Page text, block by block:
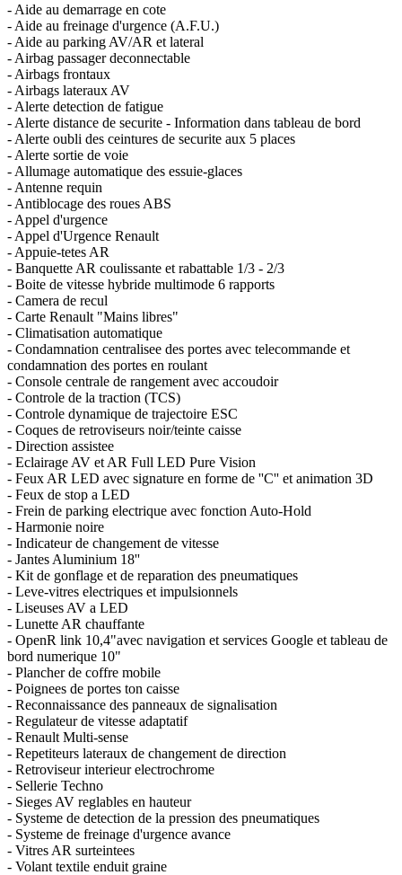
- Aide au demarrage en cote
- Aide au freinage d'urgence (A.F.U.)
- Aide au parking AV/AR et lateral
- Airbag passager deconnectable
- Airbags frontaux
- Airbags lateraux AV
- Alerte detection de fatigue
- Alerte distance de securite - Information dans tableau de bord
- Alerte oubli des ceintures de securite aux 5 places
- Alerte sortie de voie
- Allumage automatique des essuie-glaces
- Antenne requin
- Antiblocage des roues ABS
- Appel d'urgence
- Appel d'Urgence Renault
- Appuie-tetes AR
- Banquette AR coulissante et rabattable 1/3 - 2/3
- Boite de vitesse hybride multimode 6 rapports
- Camera de recul
- Carte Renault "Mains libres"
- Climatisation automatique
- Condamnation centralisee des portes avec telecommande et
condamnation des portes en roulant
- Console centrale de rangement avec accoudoir
- Controle de la traction (TCS)
- Controle dynamique de trajectoire ESC
- Coques de retroviseurs noir/teinte caisse
- Direction assistee
- Eclairage AV et AR Full LED Pure Vision
- Feux AR LED avec signature en forme de ''C'' et animation 3D
- Feux de stop a LED
- Frein de parking electrique avec fonction Auto-Hold
- Harmonie noire
- Indicateur de changement de vitesse
- Jantes Aluminium 18''
- Kit de gonflage et de reparation des pneumatiques
- Leve-vitres electriques et impulsionnels
- Liseuses AV a LED
- Lunette AR chauffante
- OpenR link 10,4"avec navigation et services Google et tableau de
bord numerique 10"
- Plancher de coffre mobile
- Poignees de portes ton caisse
- Reconnaissance des panneaux de signalisation
- Regulateur de vitesse adaptatif
- Renault Multi-sense
- Repetiteurs lateraux de changement de direction
- Retroviseur interieur electrochrome
- Sellerie Techno
- Sieges AV reglables en hauteur
- Systeme de detection de la pression des pneumatiques
- Systeme de freinage d'urgence avance
- Vitres AR surteintees
- Volant textile enduit graine